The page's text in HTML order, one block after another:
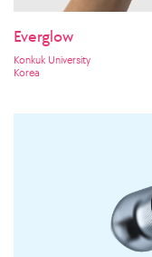
Everglow
Konkuk University
Korea